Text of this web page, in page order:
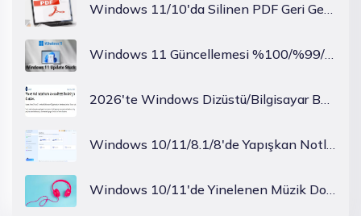
Windows 11/10'da Silinen PDF Geri Getirme Nasıl?
Windows 11 Güncellemesi %100/%99/%94/%88/%74/%8'de Takılıp Kaldı mı? Oku bunu!
2026'te Windows Dizüstü/Bilgisayar Beyaz Ekran Sorunu Düzeltmeler
Windows 10/11/8.1/8'de Yapışkan Notlar Nasıl Kurtarılır
Windows 10/11'de Yinelenen Müzik Dosyaları Nasıl Kaldırılır?